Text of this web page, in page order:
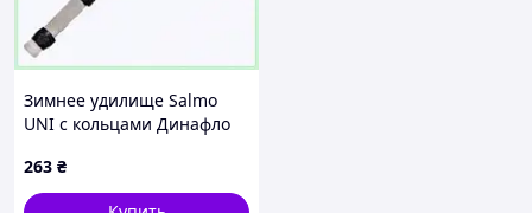
Зимнее удилище Salmo
UNI с кольцами Динафло
263 ₴